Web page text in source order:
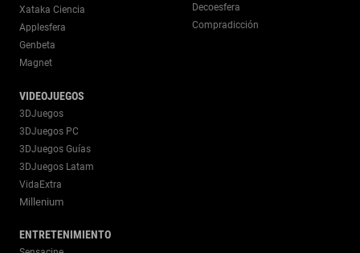
Xataka Ciencia
Applesfera
Genbeta
Magnet
VIDEOJUEGOS
3DJuegos
3DJuegos PC
3DJuegos Guías
3DJuegos Latam
VidaExtra
Millenium
ENTRETENIMIENTO
Decoesfera
Compradicción